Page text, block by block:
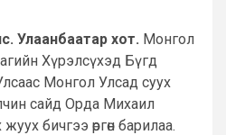
Улаанбаатар хот. Монгол
Хүрэлсүхэд Бүгд
Монгол Улсад суух
сайд Орда Михаил
бичгээ өргөн барилаа.